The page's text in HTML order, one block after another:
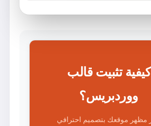
كيفية تثبيت قالب
ووردبريس؟